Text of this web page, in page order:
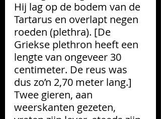
Hij lag op de bodem van de
Tartarus en overlapt negen
roeden (plethra). [De
Griekse plethron heeft een
lengte van ongeveer 30
centimeter. De reus was
dus zo’n 2,70 meter lang.]
Twee gieren, aan
weerskanten gezeten,